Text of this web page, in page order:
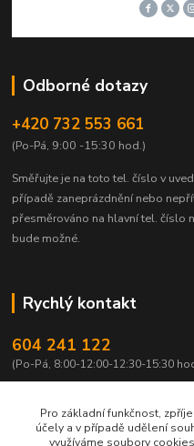
Odborné dotazy
+420 732 553 661
(Po-Pá, 9:00 -15:30 hod.)
Směřujte je na toto tel. číslo v
případě zaneprázdnění nebo
přesměrováno na hlavní tel. číslo
bude možné.
Rychlý kontakt
604 241 122
(Po-Pá, 8:00-12:00-12:30-15:30
Pro základní funkčnost,
účely a v případě udělení
využíváme soubory